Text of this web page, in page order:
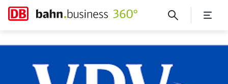
Flugverbot innerdeutsch